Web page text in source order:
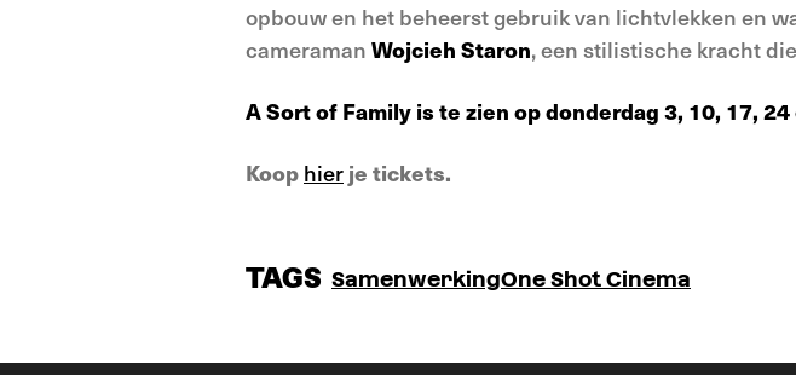
opbouw en het beheerst gebruik van lichtvlekken en
cameraman Wojcieh Staron, een stilistische kracht
A Sort of Family is te zien op donderdag 3, 10, 17,
Koop hier je tickets.
TAGS SamenwerkingOne Shot Cinema